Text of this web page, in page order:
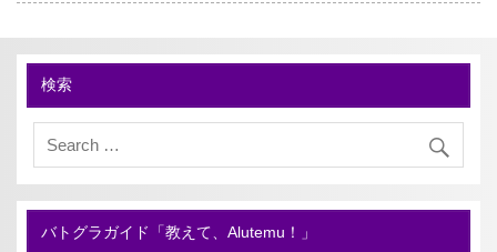
検索
バトグラガイド「教えて、Alutemu！」